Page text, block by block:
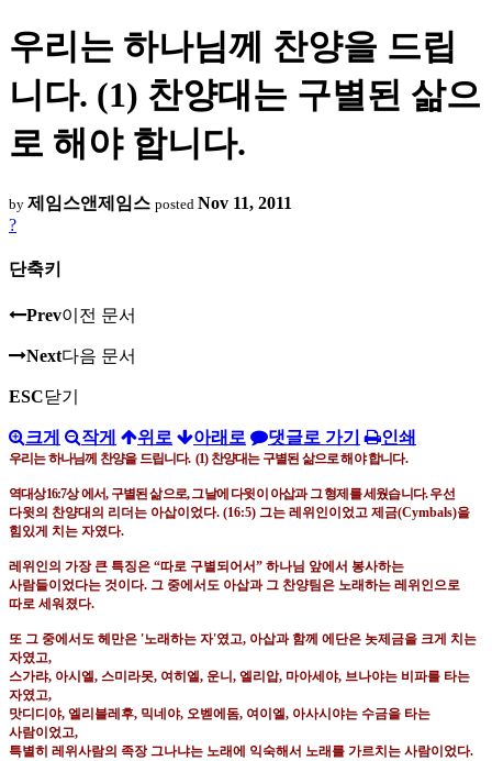
우리는 하나님께 찬양을 드립
니다. (1) 찬양대는 구별된 삶으
로 해야 합니다.
by 제임스앤제임스 posted Nov 11, 2011
?
단축키
Prev이전 문서
Next다음 문서
ESC닫기
크게 작게 위로 아래로 댓글로 가기 인쇄
우리는 하나님께 찬양을 드립니다.(1) 찬양대는 구별된 삶으로 해야 합니다.
역대상16:7상 에서, 구별된 삶으로,그날에 다윗이 아삽과 그 형제를 세웠습니다.우선
다윗의 찬양대의 리더는 아삽이었다. (16:5) 그는 레위인이었고 제금(Cymbals)을
힘있게 치는 자였다.
레위인의 가장 큰 특징은 “따로 구별되어서” 하나님 앞에서 봉사하는
사람들이었다는 것이다. 그 중에서도 아삽과 그 찬양팀은 노래하는 레위인으로
따로 세워졌다.
또 그 중에서도 헤만은 '노래하는 자'였고, 아삽과 함께 에단은 놋제금을 크게 치는
자였고,
스가랴, 아시엘, 스미라못, 여히엘, 운니 , 엘리압, 마아세야, 브나야는 비파를 타는
자였고,
맛디디야, 엘리블레후, 믹네야, 오벧에돔, 여이엘, 아사시야는 수금을 타는
사람이었고,
특별히 레위사람의 족장 그나냐는 노래에 익숙해서 노래를 가르치는 사람이었다.